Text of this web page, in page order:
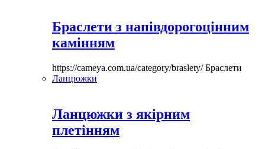
Браслети з напівдорогоцінним
камінням
https://cameya.com.ua/category/braslety/Браслети
Ланцюжки
Ланцюжки з якірним
плетінням